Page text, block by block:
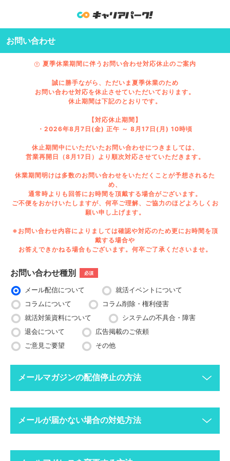
お問い合わせ
夏季休業期間に伴うお問い合わせ対応休止のご案内
誠に勝手ながら、ただいま夏季休業のため
お問い合わせ対応を休止させていただいております。
休止期間は下記のとおりです。
【対応休止期間】
・2026年8月7日(金) 正午 ～ 8月17日(月) 10時頃
休止期間中にいただいたお問い合わせにつきましては、
営業再開日（8月17日）より順次対応させていただきます。
休業期間明けは多数のお問い合わせをいただくことが予想されるた
め、
通常時よりも回答にお時間を頂戴する場合がございます。
ご不便をおかけいたしますが、何卒ご理解、ご協力のほどよろしくお
願い申し上げます。
※お問い合わせ内容によりましては確認や対応のため更にお時間を頂
戴する場合や
お答えできかねる場合もございます。何卒ご了承くださいませ。
お問い合わせ種別 必須
メール配信について
就活イベントについて
コラムについて
コラム削除・権利侵害
就活対策資料について
システムの不具合・障害
退会について
広告掲載のご依頼
ご意見ご要望
その他
メールマガジンの配信停止の方法
ってください。
配信停止までに2〜3営業日ほどかかる場合がございますのでご
メールが届かない場合の対処方法